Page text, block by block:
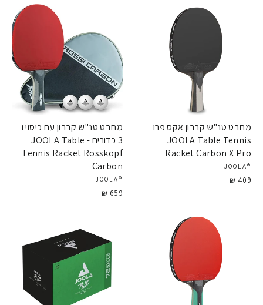
מחבט טנ"ש קרבון אקס פרו -
JOOLA Table Tennis
Racket Carbon X Pro
®JOOLA
409 ₪
מחבט טנ"ש קרבון עם כיסוי ו-
3 כדורים - JOOLA Table
Tennis Racket Rosskopf
Carbon
®JOOLA
659 ₪